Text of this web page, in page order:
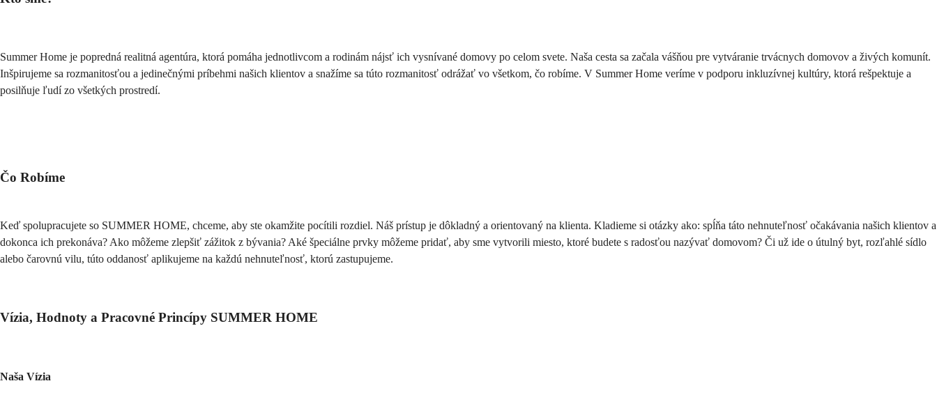
Summer Home je popredná realitná agentúra, ktorá pomáha jednotlivcom a rodinám nájsť ich vysnívané domovy po celom svete. Naša cesta sa začala vášňou pre vytváranie trvácnych domovov a živých komunít.
Inšpirujeme sa rozmanitosťou a jedinečnými príbehmi našich klientov a snažíme sa túto rozmanitosť odrážať vo všetkom, čo robíme. V Summer Home veríme v podporu inkluzívnej kultúry, ktorá rešpektuje a
posilňuje ľudí zo všetkých prostredí.
Čo Robíme
Keď spolupracujete so SUMMER HOME, chceme, aby ste okamžite pocítili rozdiel. Náš prístup je dôkladný a orientovaný na klienta. Kladieme si otázky ako: spĺňa táto nehnuteľnosť očakávania našich klientov a
dokonca ich prekonáva? Ako môžeme zlepšiť zážitok z bývania? Aké špeciálne prvky môžeme pridať, aby sme vytvorili miesto, ktoré budete s radosťou nazývať domovom? Či už ide o útulný byt, rozľahlé sídlo
alebo čarovnú vilu, túto oddanosť aplikujeme na každú nehnuteľnosť, ktorú zastupujeme.
Vízia, Hodnoty a Pracovné Princípy SUMMER HOME
Naša Vízia